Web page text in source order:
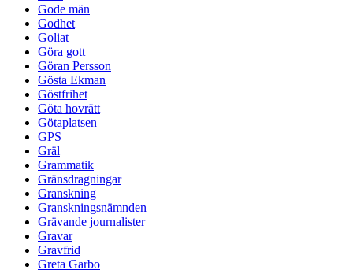
Gode män
Godhet
Goliat
Göra gott
Göran Persson
Gösta Ekman
Göstfrihet
Göta hovrätt
Götaplatsen
GPS
Gräl
Grammatik
Gränsdragningar
Granskning
Granskningsnämnden
Grävande journalister
Gravar
Gravfrid
Greta Garbo